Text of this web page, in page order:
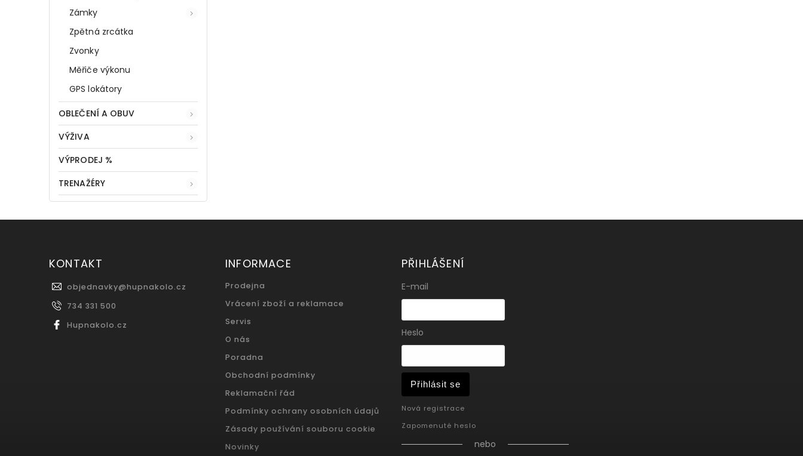
Zámky
Zpětná zrcátka
Zvonky
Měřiče výkonu
GPS lokátory
OBLEČENÍ A OBUV
VÝŽIVA
VÝPRODEJ %
TRENAŽÉRY
KONTAKT
objednavky@hupnakolo.cz
734 331 500
Hupnakolo.cz
INFORMACE
Prodejna
Vrácení zboží a reklamace
Servis
O nás
Poradna
Obchodní podmínky
Reklamační řád
Podmínky ochrany osobních údajů
Zásady používání souboru cookie
Novinky
PŘIHLÁŠENÍ
E-mail
Heslo
Přihlásit se
Nová registrace
Zapomenuté heslo
nebo